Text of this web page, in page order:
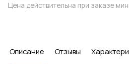
Цена действительна при заказе
Описание Отзывы